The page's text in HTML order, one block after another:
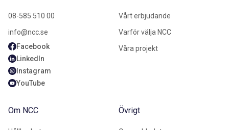
08-585 510 00
info@ncc.se
Facebook
LinkedIn
Instagram
YouTube
Vårt erbjudande
Varför välja NCC
Våra projekt
Om NCC Övrigt